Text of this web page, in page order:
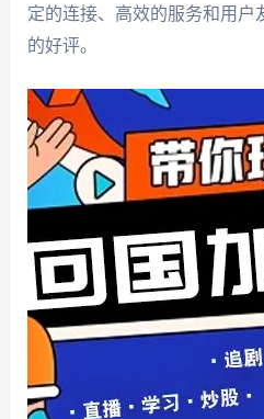
定的连接、高效的服务和用户
的好评。